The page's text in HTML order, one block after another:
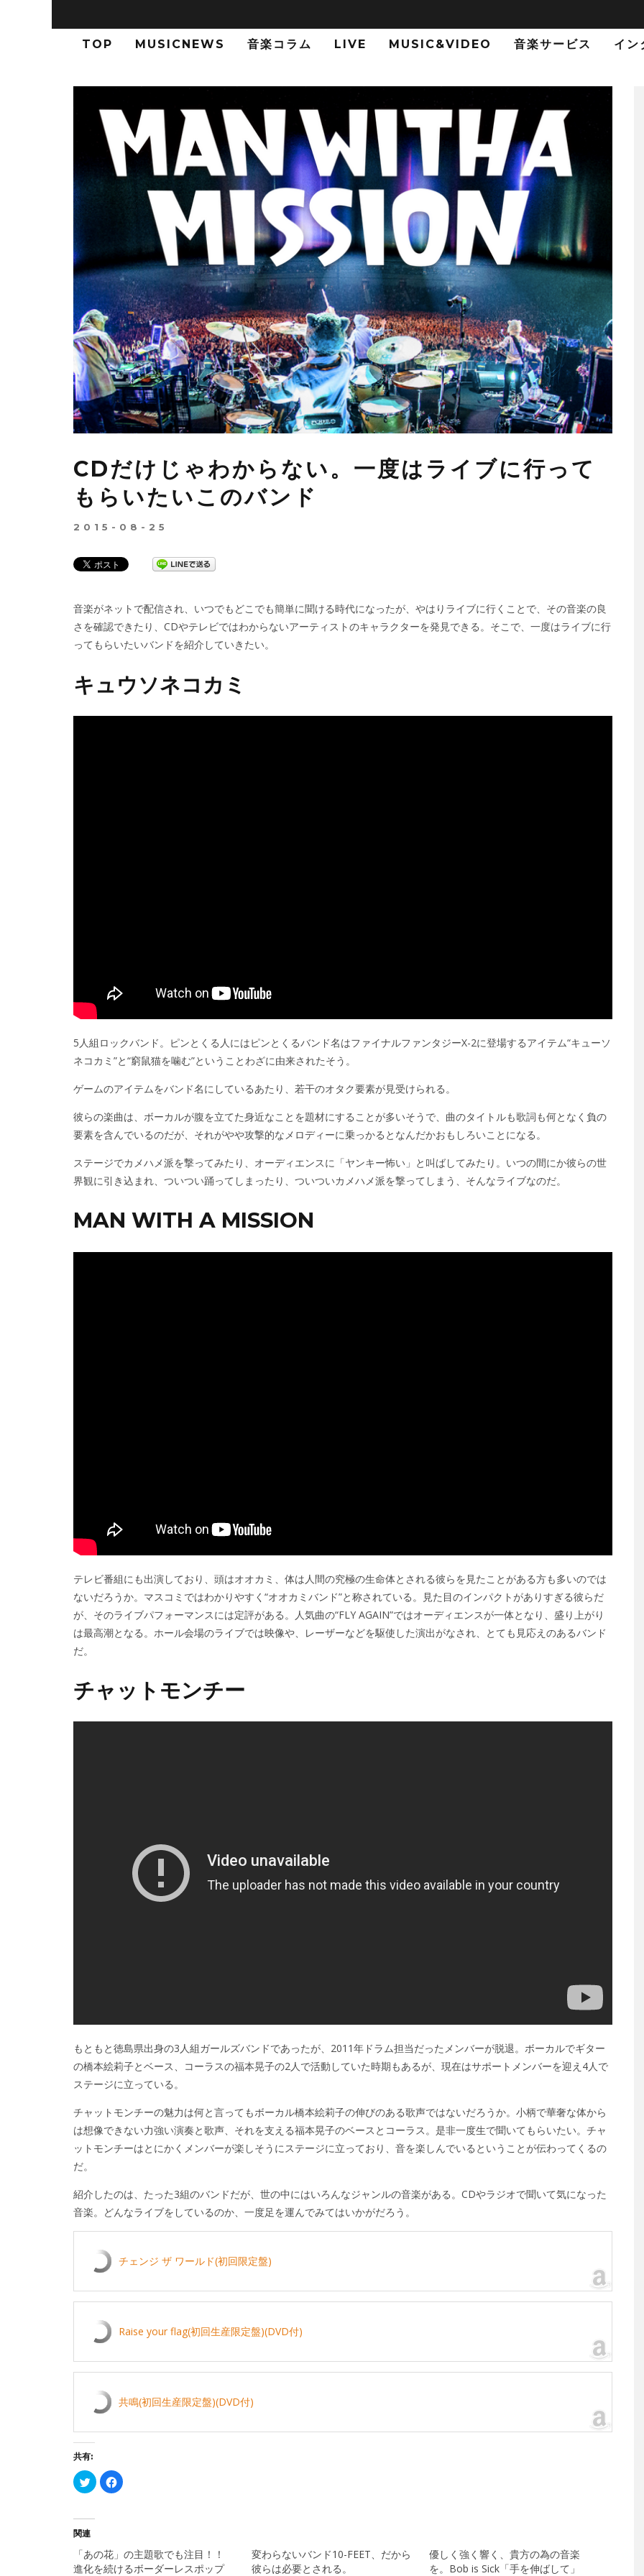
TOP MUSICNEWS 音楽コラム LIVE MUSIC&VIDEO 音楽サービス イン
CDだけじゃわからない。一度はライブに行って
もらいたいこのバンド
2015-08-25
音楽がネットで配信され、いつでもどこでも簡単に聞ける時代になったが、やはりライブに行くことで、その音楽の良
さを確認できたり、CDやテレビではわからないアーティストのキャラクターを発見できる。そこで、一度はライブに行
ってもらいたいバンドを紹介していきたい。
キュウソネコカミ
5人組ロックバンド。ピンとくる人にはピンとくるバンド名はファイナルファンタジーX-2に登場するアイテム“キューソ
ネコカミ”と“窮鼠猫を噛む”ということわざに由来されたそう。
ゲームのアイテムをバンド名にしているあたり、若干のオタク要素が見受けられる。
彼らの楽曲は、ボーカルが腹を立てた身近なことを題材にすることが多いそうで、曲のタイトルも歌詞も何となく負の
要素を含んでいるのだが、それがやや攻撃的なメロディーに乗っかるとなんだかおもしろいことになる。
ステージでカメハメ派を撃ってみたり、オーディエンスに「ヤンキー怖い」と叫ばしてみたり。いつの間にか彼らの世
界観に引き込まれ、ついつい踊ってしまったり、ついついカメハメ派を撃ってしまう、そんなライブなのだ。
MAN WITH A MISSION
テレビ番組にも出演しており、頭はオオカミ、体は人間の究極の生命体とされる彼らを見たことがある方も多いのでは
ないだろうか。マスコミではわかりやすく“オオカミバンド”と称されている。見た目のインパクトがありすぎる彼らだ
が、そのライブパフォーマンスには定評がある。人気曲の“FLY AGAIN”ではオーディエンスが一体となり、盛り上がり
は最高潮となる。ホール会場のライブでは映像や、レーザーなどを駆使した演出がなされ、とても見応えのあるバンド
だ。
チャットモンチー
もともと徳島県出身の3人組ガールズバンドであったが、2011年ドラム担当だったメンバーが脱退。ボーカルでギター
の橋本絵莉子とベース、コーラスの福本晃子の2人で活動していた時期もあるが、現在はサポートメンバーを迎え4人で
ステージに立っている。
チャットモンチーの魅力は何と言ってもボーカル橋本絵莉子の伸びのある歌声ではないだろうか。小柄で華奢な体から
は想像できない力強い演奏と歌声、それを支える福本晃子のベースとコーラス。是非一度生で聞いてもらいたい。チャ
ットモンチーはとにかくメンバーが楽しそうにステージに立っており、音を楽しんでいるということが伝わってくるの
だ。
紹介したのは、たった3組のバンドだが、世の中にはいろんなジャンルの音楽がある。CDやラジオで聞いて気になった
音楽。どんなライブをしているのか、一度足を運んでみてはいかがだろう。
チェンジ ザ ワールド(初回限定盤)
Raise your flag(初回生産限定盤)(DVD付)
共鳴(初回生産限定盤)(DVD付)
共有:
ク
リ
て
有
(新
Facebook
で
リ
ッ
関連
「あの花」の主題歌でも注目！！
進化を続けるボーダーレスポップ
変わらないバンド10-FEET、だから
彼らは必要とされる。
優しく強く響く、貴方の為の音楽
を。Bob is Sick「手を伸ばして」